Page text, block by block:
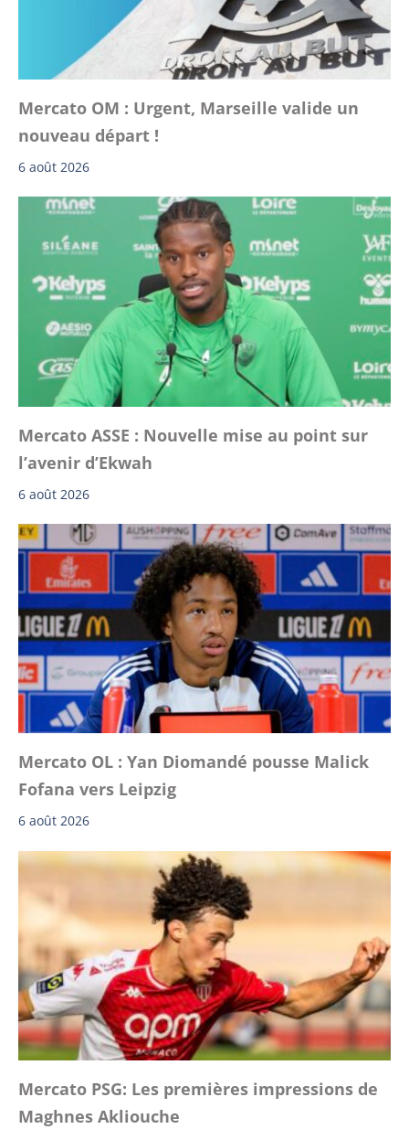
Mercato OM : Urgent, Marseille valide un
nouveau départ !
6 août 2026
Mercato ASSE : Nouvelle mise au point sur
l’avenir d’Ekwah
6 août 2026
Mercato OL : Yan Diomandé pousse Malick
Fofana vers Leipzig
6 août 2026
Mercato PSG: Les premières impressions de
Maghnes Akliouche